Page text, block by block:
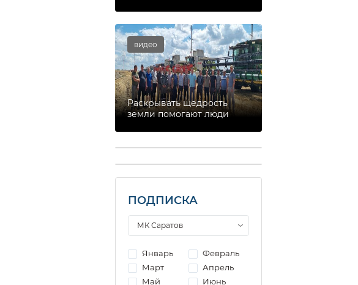
видео
Раскрывать щедрость
земли помогают люди
ПОДПИСКА
Январь
Февраль
Март
Апрель
Май
Июнь